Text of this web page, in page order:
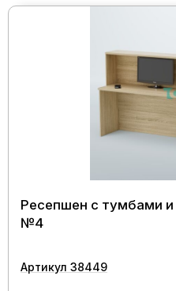
Ресепшен с тумбами
№4
Артикул 38449